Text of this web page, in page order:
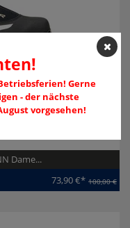
Dame...
73,90 €* 100,00 €
Gerne
- der nächste
vorgesehen!